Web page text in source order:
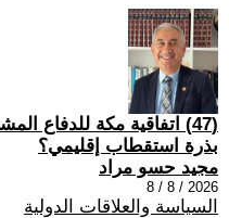
(47) اتفاقية مكة للدفاع
بذرة استقطاب إقليمي؟
مجيد حسو مراد
2026 / 8 / 8
السياسة والعلاقات الدولية